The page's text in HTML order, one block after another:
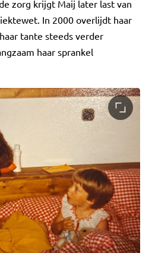
zorg krijgt Maij later last van
In 2000 overlijdt haar
tante steeds verder
haar sprankel